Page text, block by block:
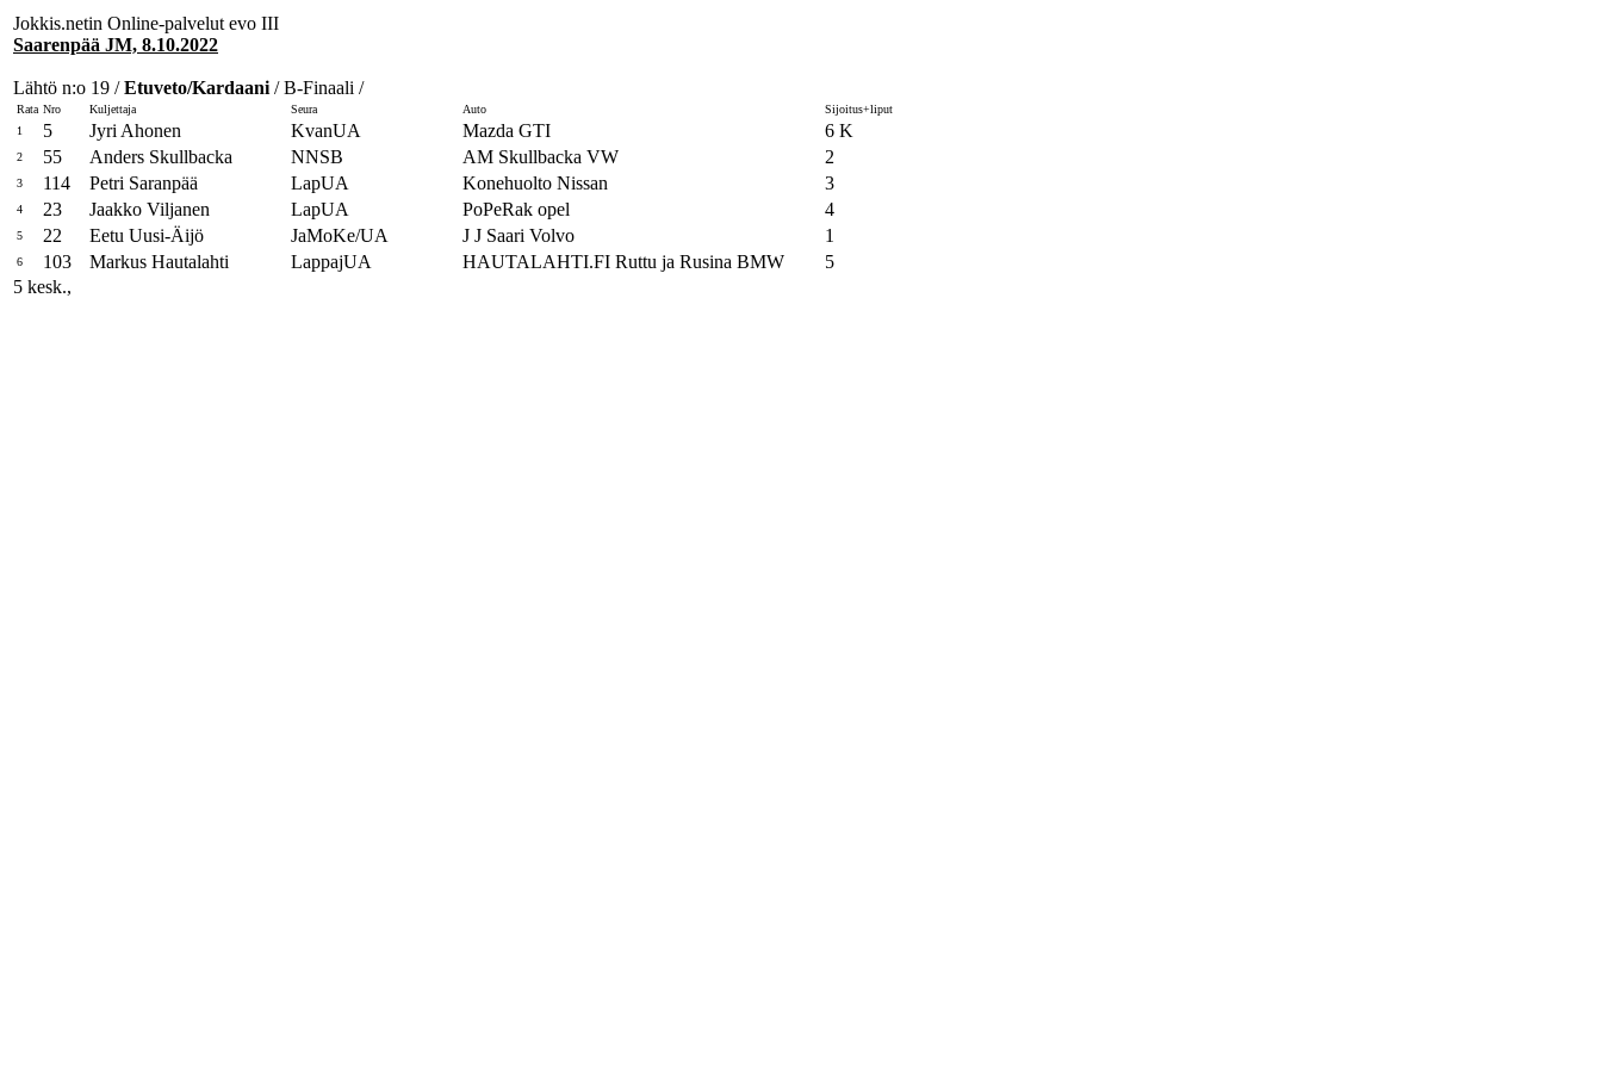
Jokkis.netin Online-palvelut evo III
Saarenpää JM, 8.10.2022
Lähtö n:o 19 /Etuveto/Kardaani / B-Finaali /
Rata Nro Kuljettaja Seura Auto
Sijoitus+liput
1
5 Jyri Ahonen KvanUA Mazda GTI 6 K
2 55 Anders Skullbacka NNSB AM Skullbacka VW 2
3 114 Petri Saranpää LapUA Konehuolto Nissan 3
4 23 Jaakko Viljanen LapUA PoPeRak opel 4
5 22 Eetu Uusi-Äijö JaMoKe/UA J J Saari Volvo 1
6 103 Markus Hautalahti LappajUA HAUTALAHTI.FI Ruttu ja Rusina BMW
5
5 kesk.,